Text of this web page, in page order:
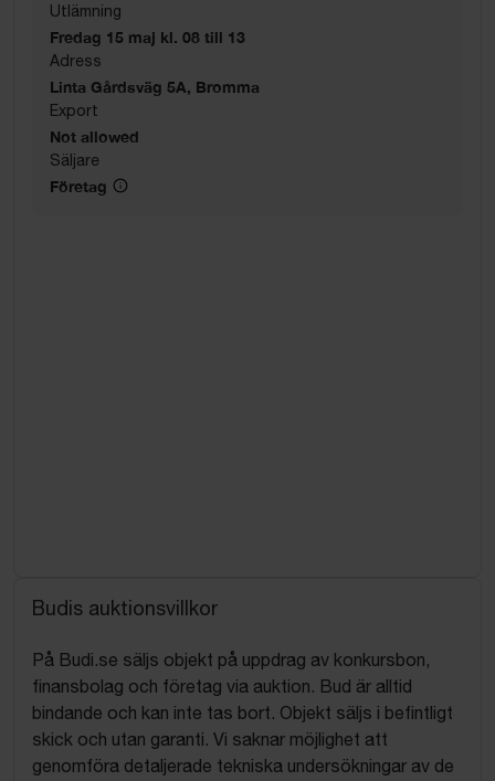
Utlämning
Fredag 15 maj kl. 08 till 13
Adress
Linta Gårdsväg 5A, Bromma
Export
Not allowed
Säljare
Företag
Budis auktionsvillkor
På Budi.se säljs objekt på uppdrag av konkursbon,
finansbolag och företag via auktion. Bud är alltid
bindande och kan inte tas bort. Objekt säljs i befintligt
skick och utan garanti. Vi saknar möjlighet att
genomföra detaljerade tekniska undersökningar av de